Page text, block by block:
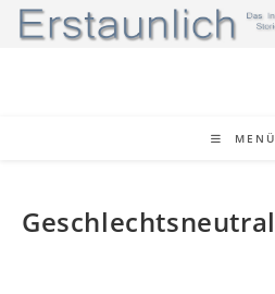
Zum
Inhalt
MENÜ
Geschlechtsneutral